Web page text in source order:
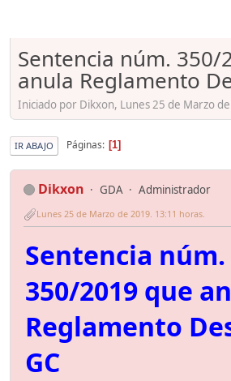
Sentencia núm. 350/
anula Reglamento
Iniciado por Dikxon, Lunes 25 de Marzo
IR ABAJO Páginas 1
Dikxon GDA Administrador
Lunes 25 de Marzo de 2019. 13:11 horas.
Sentencia núm.
350/2019 que
Reglamento
GC